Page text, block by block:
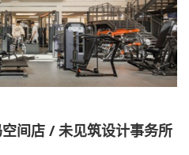
间店 / 未见筑设计事务所